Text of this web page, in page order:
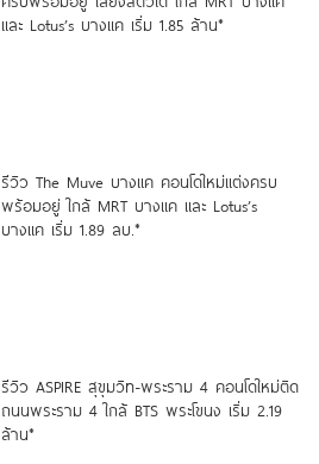
และ Lotus’s บางแค เริ่ม 1.85 ล้าน*
รีวิว The Muve บางแค คอนโดใหม่แต่งครบ
พร้อมอยู่ ใกล้ MRT บางแค และ Lotus’s
บางแค เริ่ม 1.89 ลบ.*
รีวิว ASPIRE สุขุมวิท-พระราม 4 คอนโดใหม่ติด
ถนนพระราม 4 ใกล้ BTS พระโขนง เริ่ม 2.19
ล้าน*